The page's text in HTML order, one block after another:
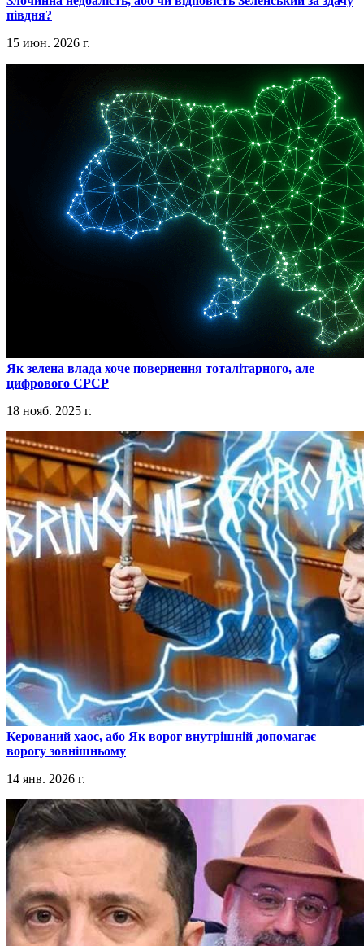
півдня?
15 июн. 2026 г.
​Як зелена влада хоче повернення тоталітарного, але
цифрового СРСР
18 нояб. 2025 г.
​Керований хаос, або Як ворог внутрішній допомагає
ворогу зовнішньому
14 янв. 2026 г.